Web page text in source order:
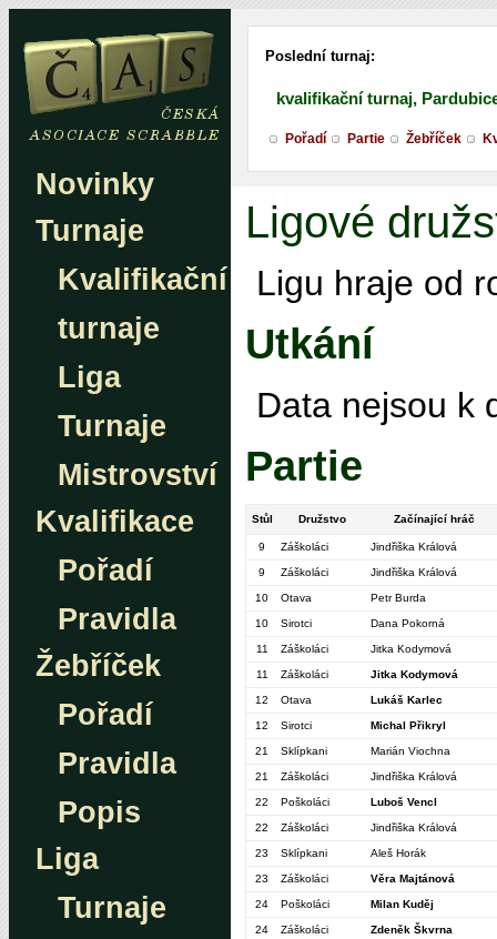
Novinky
Turnaje
Kvalifikační
turnaje
Liga
Turnaje
Mistrovství
Kvalifikace
Pořadí
Pravidla
Žebříček
Pořadí
Pravidla
Popis
Liga
Turnaje
Poslední turnaj:
kvalifikační turnaj,
Pořadí Partie Žebříček
Ligové
Ligu hraje od
Utkání
Data nejsou k
Partie
Stůl Družstvo Začínající hráč
9 Záškoláci Jindřiška Králová
9 Záškoláci Jindřiška Králová
10 Otava Petr Burda
10 Sirotci Dana Pokorná
11 Záškoláci Jitka Kodymová
11 Záškoláci Jitka Kodymová
12 Otava Lukáš Karlec
12 Sirotci Michal Přikryl
21 Sklípkani Marián Viochna
21 Záškoláci Jindřiška Králová
22 Poškoláci Luboš Vencl
22 Záškoláci Jindřiška Králová
23 Sklípkani Aleš Horák
23 Záškoláci Věra Majtánová
24 Poškoláci Milan Kuděj
24 Záškoláci Zdeněk Škvrna